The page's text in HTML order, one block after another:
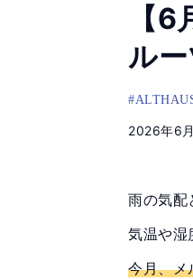
【
ル
2026年6
雨の気配
気温や湿
今月、メ